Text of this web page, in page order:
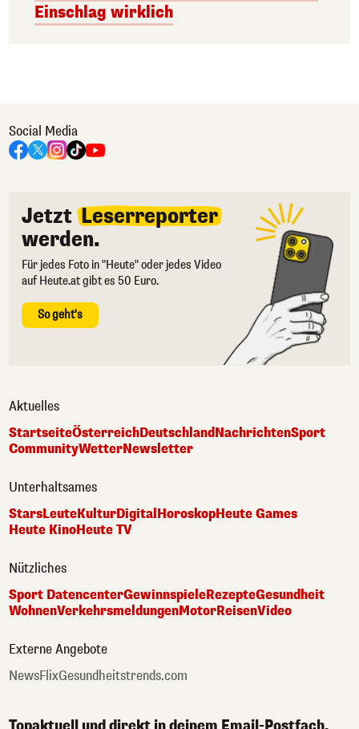
Einschlag wirklich
Social Media
Jetzt Leserreporter
werden.
Für jedes Foto in "Heute" oder jedes Video
auf Heute.at gibt es 50 Euro.
So geht's
Aktuelles
StartseiteÖsterreichDeutschlandNachrichtenSport
CommunityWetterNewsletter
Unterhaltsames
StarsLeuteKulturDigital HoroskopHeute Games
Heute KinoHeute TV
Nützliches
Sport DatencenterGewinnspieleRezepteGesundheit
WohnenVerkehrsmeldungenMotorReisenVideo
Externe Angebote
NewsFlixGesundheitstrends.com